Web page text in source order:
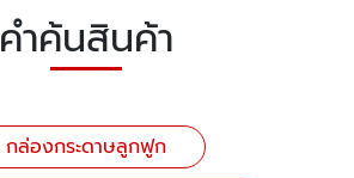
คำค้นสินค้า
กล่องกระดาษลูกฟูก